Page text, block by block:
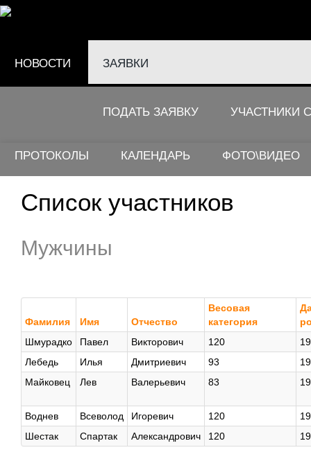
НОВОСТИ ЗАЯВКИ
ПОДАТЬ ЗАЯВКУ УЧАСТНИКИ
ПРОТОКОЛЫ КАЛЕНДАРЬ ФОТО\ВИДЕО
Список участников
Мужчины
Фамилия Имя Отчество
Весовая
категория
Шмурадко
Павел Викторович 120
Лебедь
Илья Дмитриевич 93
Майковец
Лев Валерьевич 83
Воднев Всеволод Игоревич 120
Шестак
Спартак Александрович 120